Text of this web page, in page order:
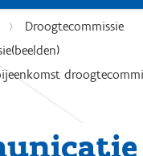
Droogtecommissie